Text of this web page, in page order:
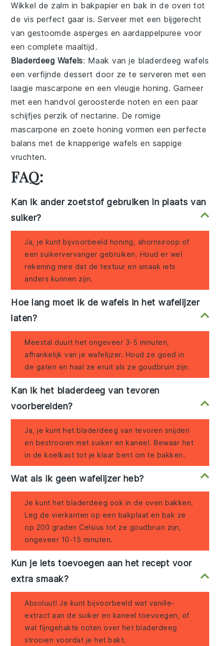
Wikkel de zalm in bakpapier en bak in de oven tot
de vis perfect gaar is. Serveer met een bijgerecht
vangestoomde asperges enaardappelpuree voor
een complete maaltijd.
Bladerdeeg Wafels: Maak van je bladerdeeg wafels
een verfijndedessert door ze te serveren met een
laagje mascarpone en een vleugje honing. Garneer
met een handvol geroosterdenoten en een paar
schijfjesperzik ofnectarine. De romige
mascarpone en zoete honing vormen een perfecte
balans met de knapperige wafels en sappige
vruchten.
FAQ:
Kan ik ander zoetstof gebruiken in plaats van
suiker?
Ja, je kunt bijvoorbeeld honing, ahornsiroop of
een suikervervanger gebruiken. Houd er wel
rekening mee dat de textuur en smaak iets
anders kunnen zijn.
Hoe lang moet ik de wafels in het wafelijzer
laten?
Meestal duurt het ongeveer 3-5 minuten,
afhankelijk van je wafelijzer. Houd ze goed in
de gaten en haal ze eruit als ze goudbruin zijn.
Kan ik het bladerdeeg van tevoren
voorbereiden?
Ja, je kunt het bladerdeeg van tevoren snijden
en bestrooien met suiker en kaneel. Bewaar het
in de koelkast tot je klaar bent om te bakken.
Wat als ik geen wafelijzer heb?
Je kunt het bladerdeeg ook in de oven bakken.
Leg de vierkanten op een bakplaat en bak ze
op 200 graden Celsius tot ze goudbruin zijn,
ongeveer 10-15 minuten.
Kun je iets toevoegen aan het recept voor
extra smaak?
Absoluut! Je kunt bijvoorbeeld wat vanille-
extract aan de suiker en kaneel toevoegen, of
wat fijngehakte noten over het bladerdeeg
strooien voordat je het bakt.